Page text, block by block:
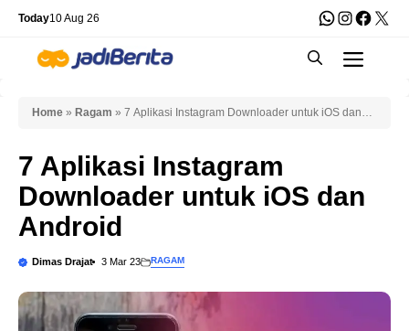
Skip
content
Today10 Aug 26 WhatsApp
X
Home » Ragam » 7 Aplikasi Instagram Downloader untuk iOS dan
7 Aplikasi Instagram
Downloader untuk iOS dan
Android
Dimas Drajat 3 Mar 23 RAGAM